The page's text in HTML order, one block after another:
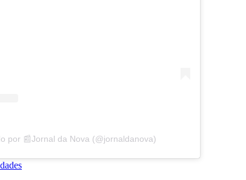
por 📰Jornal da Nova (@jornaldanova)